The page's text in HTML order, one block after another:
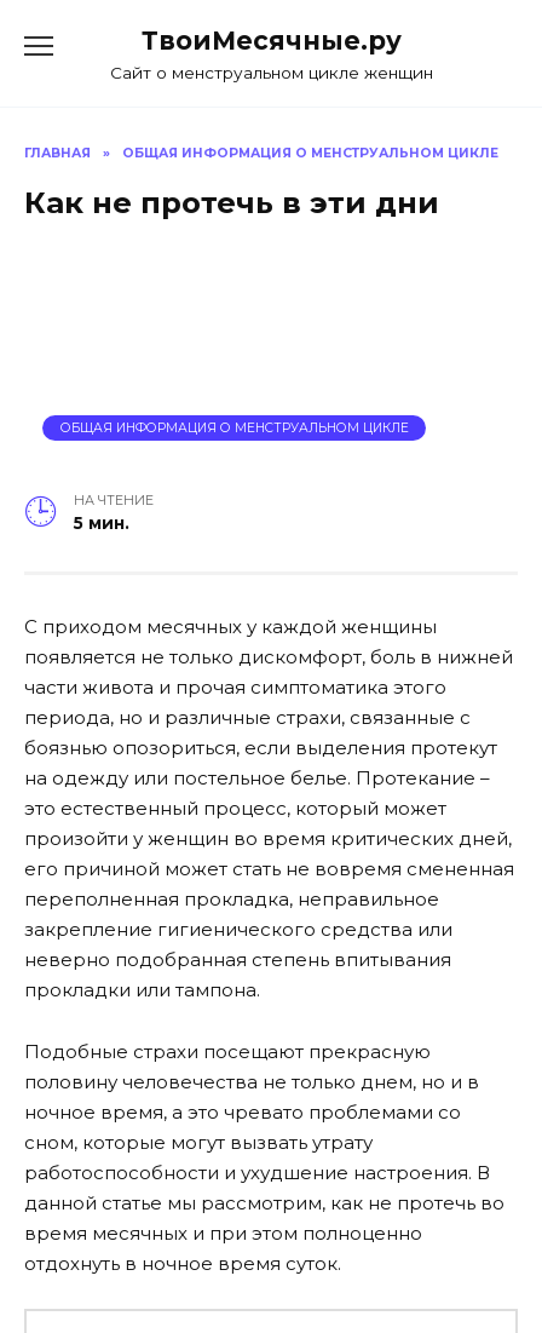
ТвоиМесячные.ру
Сайт о менструальном цикле женщин
ГЛАВНАЯ » ОБЩАЯ ИНФОРМАЦИЯ О МЕНСТРУАЛЬНОМ ЦИКЛЕ
Как не протечь в эти дни
ОБЩАЯ ИНФОРМАЦИЯ О МЕНСТРУАЛЬНОМ ЦИКЛЕ
НА ЧТЕНИЕ
5 мин.
С приходом месячных у каждой женщины
появляется не только дискомфорт, боль в нижней
части живота и прочая симптоматика этого
периода, но и различные страхи, связанные с
боязнью опозориться, если выделения протекут
на одежду или постельное белье. Протекание –
это естественный процесс, который может
произойти у женщин во время критических дней,
его причиной может стать не вовремя смененная
переполненная прокладка, неправильное
закрепление гигиенического средства или
неверно подобранная степень впитывания
прокладки или тампона.
Подобные страхи посещают прекрасную
половину человечества не только днем, но и в
ночное время, а это чревато проблемами со
сном, которые могут вызвать утрату
работоспособности и ухудшение настроения. В
данной статье мы рассмотрим, как не протечь во
время месячных и при этом полноценно
отдохнуть в ночное время суток.